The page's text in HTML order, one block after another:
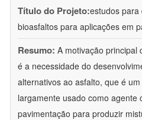
Título do Projeto:estudos para
bioasfaltos para aplicações em
Resumo: A motivação principal
é a necessidade do
alternativos ao asfalto, que é
largamente usado como agente
pavimentação para produzir